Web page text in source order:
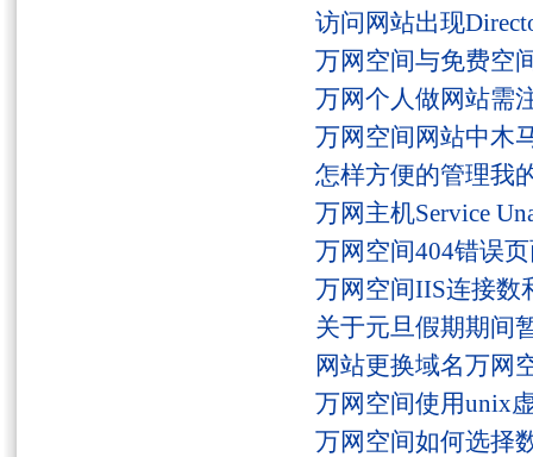
访问网站出现
万网空间与免费空
万网个人做网站需
万网空间网站中木
怎样方便的管理我
万网主机Service
万网空间404错误
万网空间IIS连接数
关于元旦假期期间
网站更换域名万网
万网空间使用unix
万网空间如何选择